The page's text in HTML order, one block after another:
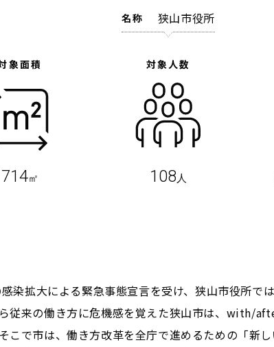
名称 狭山市役所
象面積
714㎡
対象人数
108人
染拡大による緊急事態宣言を受け、狭山市役所で
従来の働き方に危機感を覚えた狭山市は、with/
こで市は、働き方改革を全庁で進めるための「新